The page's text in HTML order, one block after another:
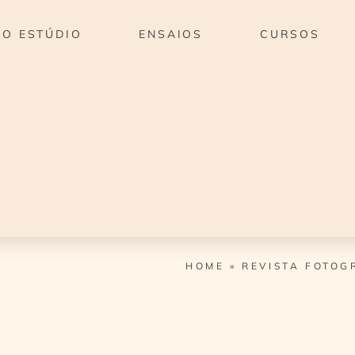
O ESTÚDIO ENSAIOS CURSOS
HOME » REVISTA